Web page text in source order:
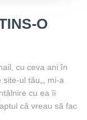
O
cu ceva ani în
site-ul tău„, mi-a
cu ea îi
că vreau să fac